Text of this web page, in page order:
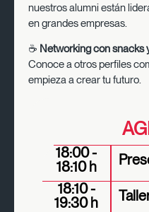
nuestros alumni están
en grandes empresas.
☕ Networking con snacks
Conoce a otros perfiles
empieza a crear tu futuro.
18:00 -
18:10 h
18:10 -
19:30 h